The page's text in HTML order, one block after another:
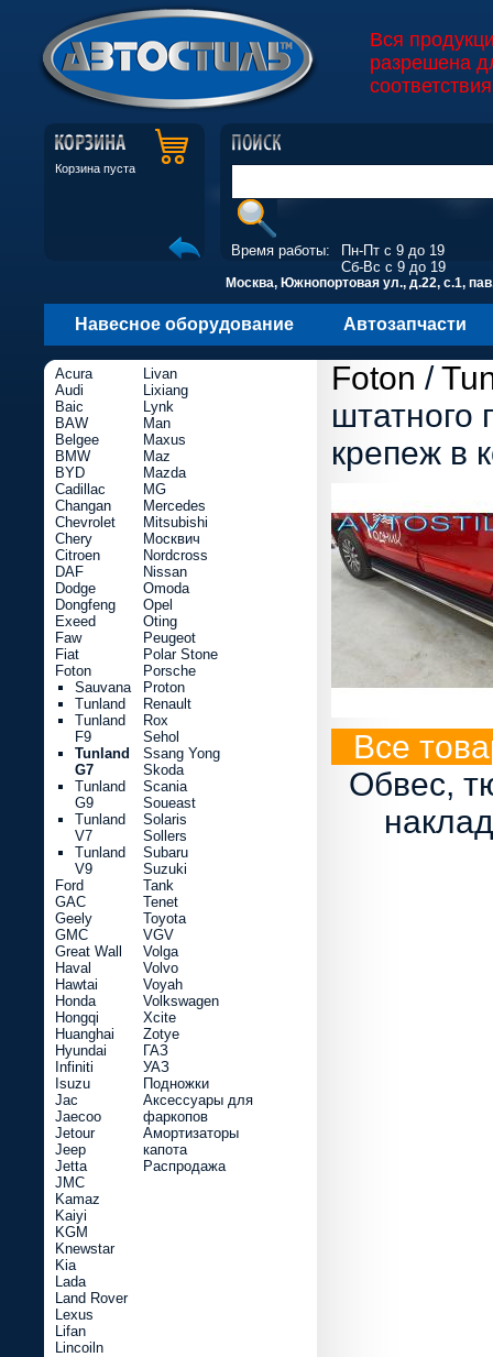
Вся
разрешена
Корзина пуста
Время работы:
Пн-Пт с 9 до 19
Сб-Вс с 9 до 19
Москва, Южнопортовая ул., д.22, с.1,
Навесное оборудование Автозапчасти
Foton /
штатного
крепеж в
Все
Обвес,
Acura
Audi
Baic
BAW
Belgee
BMW
BYD
Cadillac
Changan
Chevrolet
Chery
Citroen
DAF
Dodge
Dongfeng
Exeed
Faw
Fiat
Foton
Sauvana
Tunland
Tunland
F9
Tunland
G7
Tunland
G9
Tunland
V7
Tunland
V9
Ford
GAC
Geely
GMC
Great Wall
Haval
Hawtai
Honda
Hongqi
Huanghai
Hyundai
Infiniti
Isuzu
Jac
Jaecoo
Jetour
Jeep
Jetta
JMC
Kamaz
Kaiyi
KGM
Knewstar
Kia
Lada
Land Rover
Lexus
Lifan
Lincoiln
Livan
Lixiang
Lynk
Man
Maxus
Maz
Mazda
MG
Mercedes
Mitsubishi
Москвич
Nordcross
Nissan
Omoda
Opel
Oting
Peugeot
Polar Stone
Porsche
Proton
Renault
Rox
Sehol
Ssang Yong
Skoda
Scania
Soueast
Solaris
Sollers
Subaru
Suzuki
Tank
Tenet
Toyota
VGV
Volga
Volvo
Voyah
Volkswagen
Xcite
Zotye
ГАЗ
УАЗ
Подножки
Аксессуары для
фаркопов
Амортизаторы
капота
Распродажа